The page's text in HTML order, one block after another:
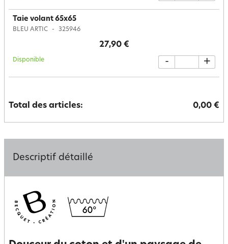
Taie volant 65x65
BLEU ARTIC 325946
27,90 €
Disponible - +
Total des articles: 0,00 €
Descriptif détaillé